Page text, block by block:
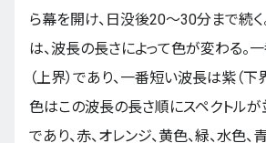
ら幕を開け、日没後20〜30分まで続く
は、波長の長さによって色が変わる。
（上界）であり、一番短い波長は紫（下
色はこの波長の長さ順にスペクトル
であり、赤、オレンジ、黄色、緑、水色、